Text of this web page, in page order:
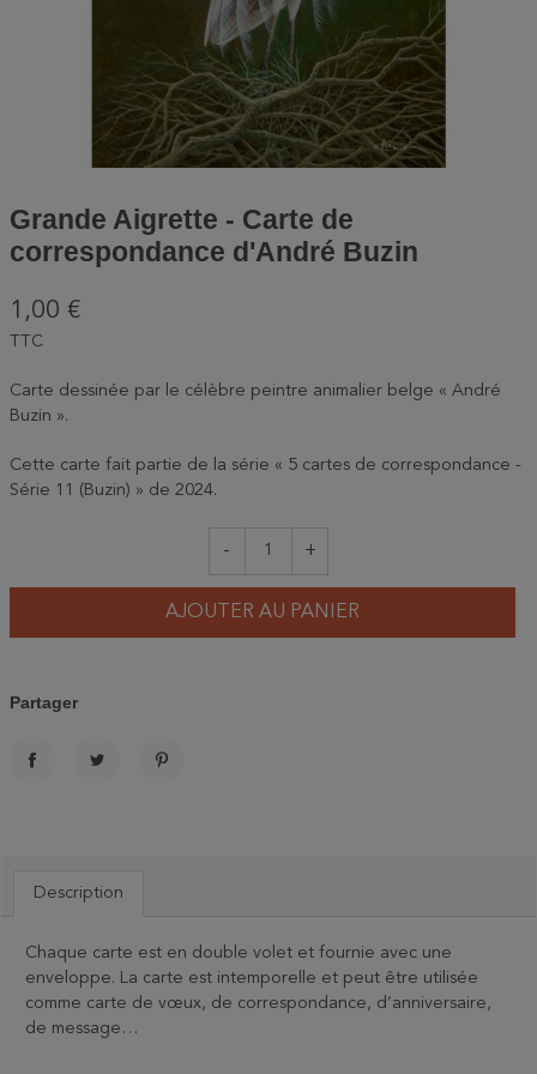
Grande Aigrette - Carte de
correspondance d'André Buzin
1,00 €
TTC
Carte dessinée par le célèbre peintre animalier belge « André
Buzin ».
Cette carte fait partie de la série « 5 cartes de correspondance -
Série 11 (Buzin) » de 2024.
- +
AJOUTER AU PANIER
Partager
Description
Chaque carte est en double volet et fournie avec une
enveloppe. La carte est intemporelle et peut être utilisée
comme carte de vœux, de correspondance, d’anniversaire,
de message…